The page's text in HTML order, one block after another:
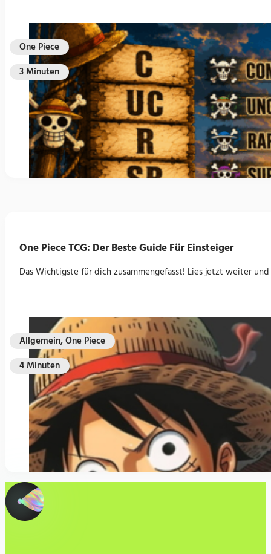
One Piece
3 Minuten
One Piece TCG: Der Beste Guide Für Einsteiger
Das Wichtigste für dich zusammengefasst! Lies jetzt weiter
Allgemein, One Piece
4 Minuten